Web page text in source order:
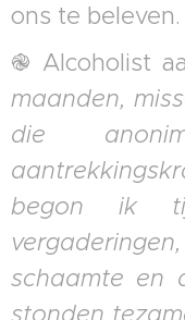
ons te beleven.
֎ Alcoholist
maanden,
die
begon ik
schaamte en
stonden